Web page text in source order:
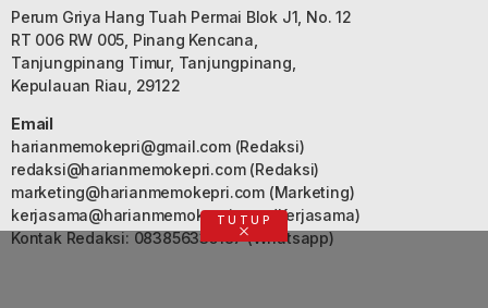
Perum Griya Hang Tuah Permai Blok J1, No. 12
RT 006 RW 005, Pinang Kencana,
Tanjungpinang Timur, Tanjungpinang,
Kepulauan Riau, 29122
Email
harianmemokepri@gmail.com(Redaksi)
redaksi@harianmemokepri.com(Redaksi)
marketing@harianmemokepri.com(Marketing)
kerjasama@harianmemokepri.com(Kerjasama)
Kontak Redaksi: 083856335187 (Whatsapp)
TUTUP